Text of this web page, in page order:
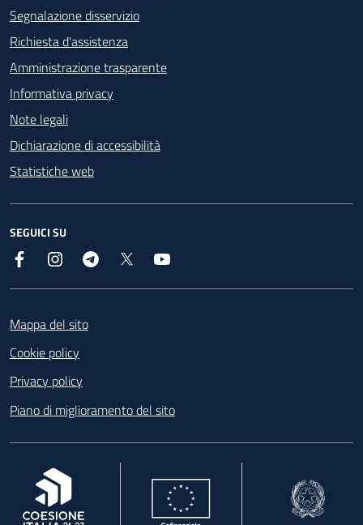
Segnalazione disservizio
Richiesta d'assistenza
Amministrazione trasparente
Informativa privacy
Note legali
Dichiarazione di accessibilità
Statistiche web
SEGUICI SU
Facebook InstagramTelegram
Mappa del sito
Cookie policy
Privacy policy
Piano di miglioramento del sito
, apre in una nuova scheda